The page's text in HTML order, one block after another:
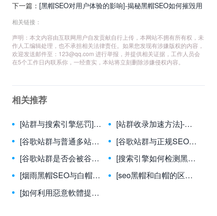
害：你的网站正面临这些风险！
下一篇： [黑帽SEO对用户体验的影响]-揭秘黑帽SEO如何摧毁用
户体验与网站信任度
相关链接：
声明：本文内容由互联网用户自发贡献自行上传，本网站不拥有所有权，未
作人工编辑处理，也不承担相关法律责任。如果您发现有涉嫌版权的内容，
欢迎发送邮件至： 123@qq.com 进行举报，并提供相关证据，工作人员会
在5个工作日内联系你，一经查实，本站将立刻删除涉嫌侵权内容。
相关推荐
[站群与搜索引擎惩罚]-揭秘站群策略与搜索引擎惩罚的关联及应对策略
[站群收录加速方法]-揭秘站群收录加速的七大核心策略与实战技巧
[谷歌站群与普通多站点策略有何区别？]-谷歌站群策略与普通多站点运营的本质区别解析
[谷歌站群与正规SEO策略的对比]-谷歌站群策略与正规SEO的终极对比：风险、效果与长期价值分析
[谷歌站群是否会被谷歌人工审核？]-谷歌站群策略会触发人工审核吗？深度解析与合规指南
[搜索引擎如何检测黑帽SEO？]-揭秘搜索引擎识别黑帽SEO的7大核心技术机制
[烟雨黑帽SEO与白帽SEO的区别是什么？]-黑帽SEO与白帽SEO的核心差异及选择策略
[seo黑帽和白帽的区别]-揭秘SEO黑帽与白帽：策略差异与长期影响
[如何利用惡意軟體提升排名？]-揭秘恶意软件对SEO排名的危害与防范策略